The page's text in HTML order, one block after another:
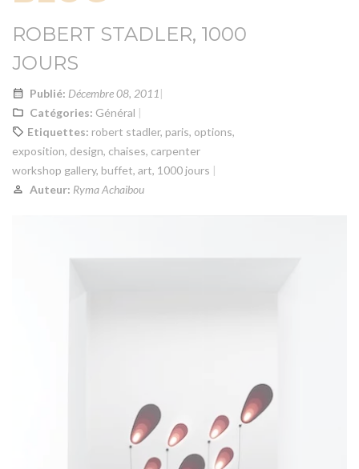
ROBERT STADLER, 1000
JOURS
Publié: Décembre 08, 2011
Catégories: Général
Etiquettes: robert stadler, paris, options,
exposition, design, chaises, carpenter
workshop gallery, buffet, art, 1000 jours
Auteur: Ryma Achaibou